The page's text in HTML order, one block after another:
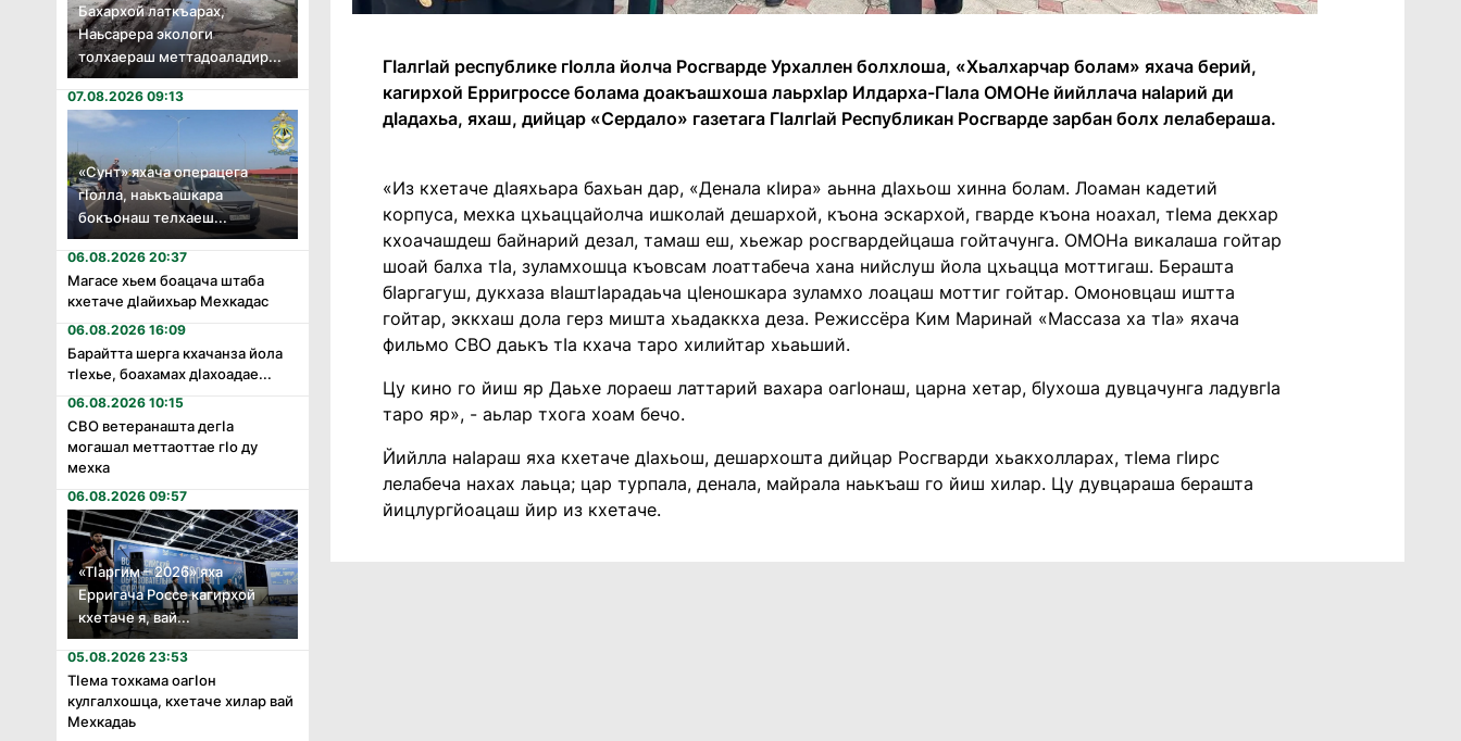
Бахархой латкъарах,
Наьсарера экологи
толхаераш меттадоаладир...
07.08.2026 09:13
«Сунт» яхача операцега
гӏолла, наькъашкара
бокъонаш телхаеш...
06.08.2026 20:37
Магасе хьем боацача штаба
кхетаче дӏайихьар Мехкадас
06.08.2026 16:09
Барайтта шерга кхачанза йола
тӏехье, боахамах дӏахоадае...
06.08.2026 10:15
СВО ветеранашта дегӏа
могашал меттаоттае гӏо ду
мехка
06.08.2026 09:57
«Тӏаргим – 2026» яха
Ерригача Россе кагирхой
кхетаче я, вай...
05.08.2026 23:53
Тӏема тохкама оагӏон
кулгалхошца, кхетаче хилар вай
Мехкадаь
ГӀалгӀай республике гӀолла йолча Росгварде Урхаллен болхлоша, «Хьалхарчар болам» яхача берий,
кагирхой Ерригроссе болама доакъашхоша лаьрхӀар Илдарха-ГӀала ОМОНе йийллача наӀарий ди
дӀадахьа, яхаш, дийцар «Сердало» газетага ГӀалгӀай Республикан Росгварде зарбан болх лелабераша.
«Из кхетаче дӀаяхьара бахьан дар, «Денала кӀира» аьнна дӀахьош хинна болам. Лоаман кадетий
корпуса, мехка цхьаццайолча ишколай дешархой, къона эскархой, гварде къона ноахал, тIема декхар
кхоачашдеш байнарий дезал, тамаш еш, хьежар росгвардейцаша гойтачунга. ОМОНа викалаша гойтар
шоай балха тӀа, зуламхошца къовсам лоаттабеча хана нийслуш йола цхьацца моттигаш. Берашта
бӀаргагуш, дукхаза вӀаштIарадаьча цӀеношкара зуламхо лоацаш моттиг гойтар. Омоновцаш иштта
гойтар, эккхаш дола герз мишта хьадаккха деза. Режиссёра Ким Маринай «Массаза ха тӀа» яхача
фильмо СВО даькъ тӀа кхача таро хилийтар хьаьший.
Цу кино го йиш яр Даьхе лораеш латтарий вахара оагӀонаш, царна хетар, бӀухоша дувцачунга ладувгIа
таро яр», - аьлар тхога хоам бечо.
Йийлла наӀараш яха кхетаче дӀахьош, дешархошта дийцар Росгварди хьакхолларах, тӀема гӀирс
лелабеча нахах лаьца; цар турпала, денала, майрала наькъаш го йиш хилар. Цу дувцараша берашта
йицлургйоацаш йир из кхетаче.